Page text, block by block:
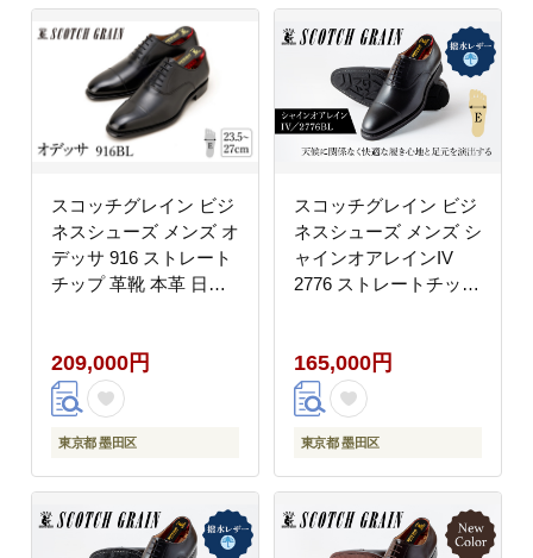
スコッチグレイン ビジ
ネスシューズ メンズ オ
デッサ 916 ストレート
チップ 革靴 本革 日本
209,000円
東京都 墨田区
スコッチグレイン ビジ
ネスシューズ メンズ シ
ャインオアレインIV
2776 ストレートチップ
【25.5cm】
165,000円
東京都 墨田区